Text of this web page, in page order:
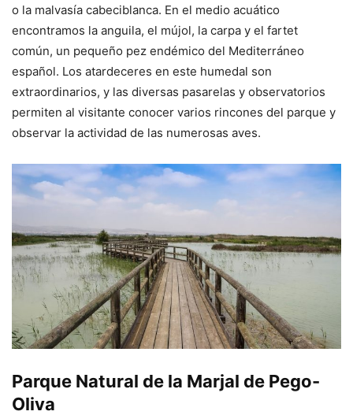
o la malvasía cabeciblanca. En el medio acuático
encontramos la anguila, el mújol, la carpa y el fartet
común, un pequeño pez endémico del Mediterráneo
español. Los atardeceres en este humedal son
extraordinarios, y las diversas pasarelas y observatorios
permiten al visitante conocer varios rincones del parque y
observar la actividad de las numerosas aves.
Parque Natural de la Marjal de Pego-
Oliva